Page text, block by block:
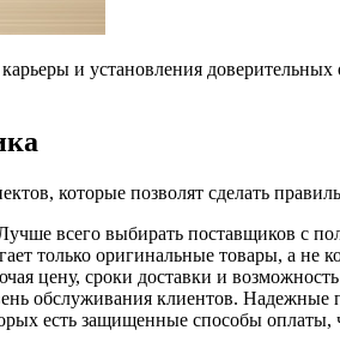
и установления
которые позволят сделать
всего выбирать поставщиков с
только оригинальные товары, а не
цену, сроки доставки и возможность
обслуживания клиентов.
есть защищенные способы